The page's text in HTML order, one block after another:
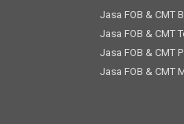
Jasa FOB & CMT
Jasa FOB & CMT
Jasa FOB & CMT
Jasa FOB & CMT